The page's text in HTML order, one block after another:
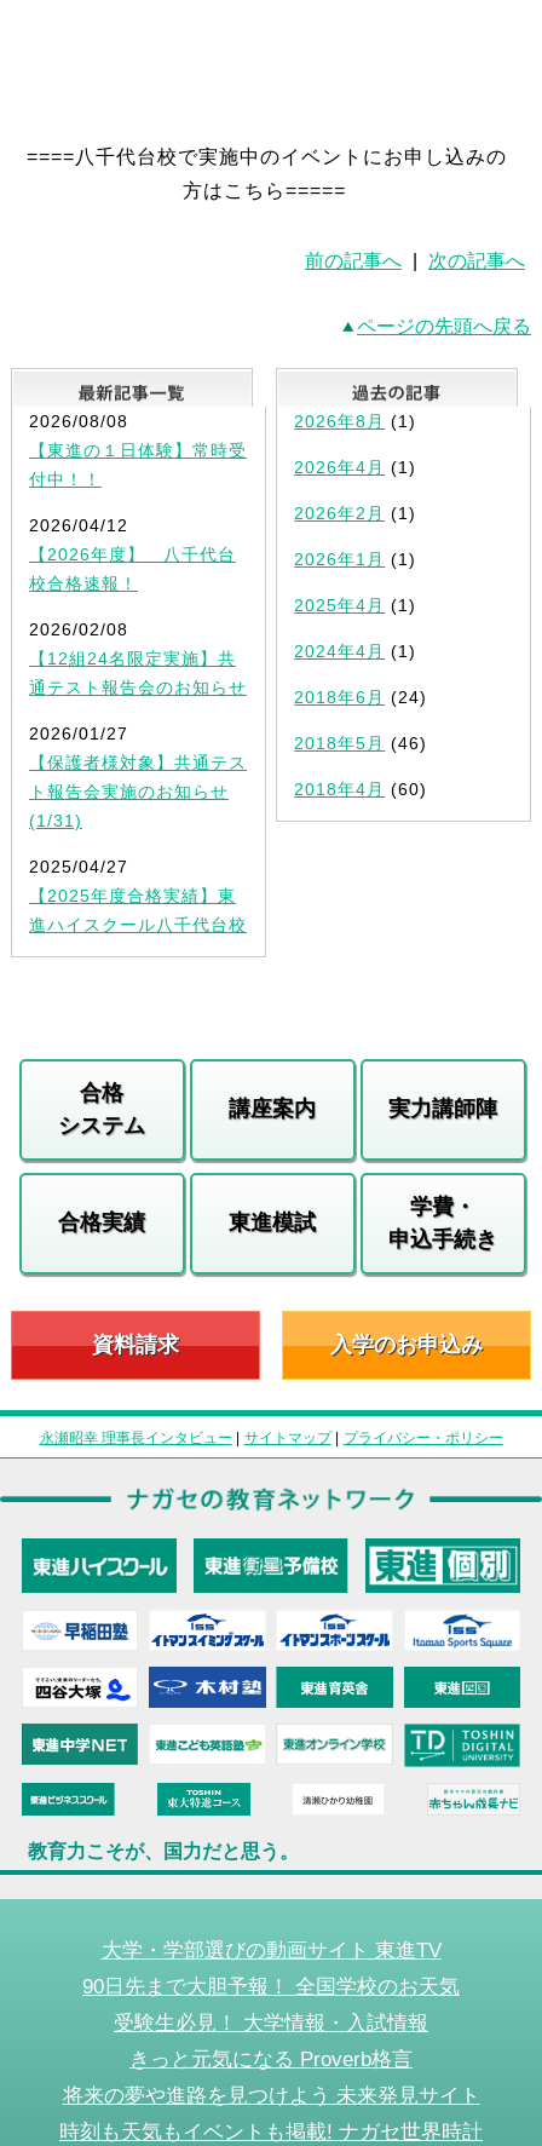
====八千代台校で実施中のイベントにお申し込みの
方はこちら=====
前の記事へ 次の記事へ
ページの先頭へ戻る
最新記事一覧
2026/08/08
【東進の１日体験】常時受
付中！！
2026/04/12
【2026年度】 八千代台
校合格速報！
2026/02/08
【12組24名限定実施】共
通テスト報告会のお知らせ
2026/01/27
【保護者様対象】共通テス
ト報告会実施のお知らせ
(1/31)
2025/04/27
【2025年度合格実績】東
進ハイスクール八千代台校
2026年8月 (1)
2026年4月 (1)
2026年2月 (1)
2026年1月 (1)
2025年4月 (1)
2024年4月 (1)
2018年6月 (24)
2018年5月 (46)
2018年4月 (60)
合格
システム
講座案内 実力講師陣
合格実績 東進模試
学費・
申込手続き
資料請求 入学のお申込み
永瀬昭幸 理事長インタビュー | サイトマップ| プライバシー・ポリシー
教育力こそが、国力だと思う。
大学・学部選びの動画サイト 東進TV
90日先まで大胆予報！ 全国学校のお天気
受験生必見！ 大学情報・入試情報
きっと元気になる Proverb格言
将来の夢や進路を見つけよう 未来発見サイト
時刻も天気もイベントも掲載! ナガセ世界時計